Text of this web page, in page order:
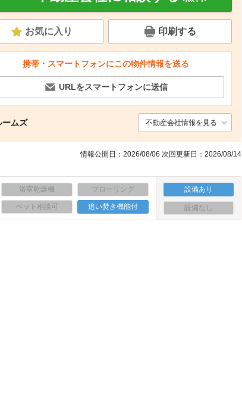
洗面設備 バルコニー
エントランス その他共有部分
お気に入り 印刷する
携帯・スマートフォンにこの物件情報を送る
URLをスマートフォンに送信
ームズ 不動産会社情報を見る
情報公開日：2026/08/06 次回更新日：2026/08/14
浴室乾燥機 フローリング
ペット相談可 追い焚き機能付
設備あり
設備なし